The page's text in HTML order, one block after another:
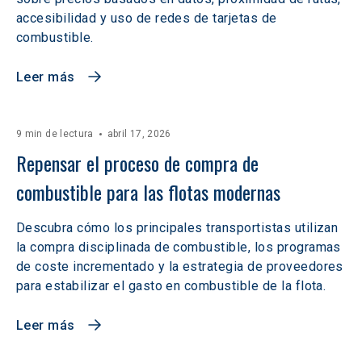
accesibilidad y uso de redes de tarjetas de
combustible.
Leer más
9 min de lectura abril 17, 2026
Repensar el proceso de compra de
combustible para las flotas modernas
Descubra cómo los principales transportistas utilizan
la compra disciplinada de combustible, los programas
de coste incrementado y la estrategia de proveedores
para estabilizar el gasto en combustible de la flota.
Leer más